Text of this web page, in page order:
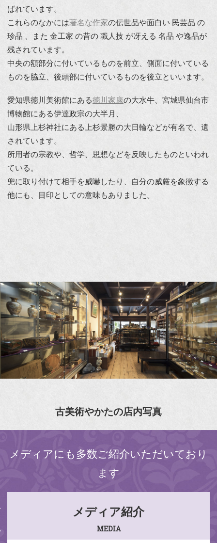
ばれています。
これらのなかには著名な作家の伝世品や面白い 民芸品 の
珍品 、また 金工家 の昔の 職人技 が冴える 名品 や逸品が
残されています。
中央の額部分に付いているものを前立、側面に付いている
ものを脇立、後頭部に付いているものを後立といいます。
愛知県徳川美術館にある徳川家康の大水牛、宮城県仙台市
博物館にある伊達政宗の大半月、
山形県上杉神社にある上杉景勝の大日輪などが有名で、遺
されています。
所用者の宗教や、哲学、思想などを反映したものといわれ
ている。
兜に取り付けて相手を威嚇したり、自分の威厳を象徴する
他にも、目印としての意味もありました。
古美術やかたの店内写真
メディアにも多数ご紹介いただいており
ます
メディア紹介
MEDIA